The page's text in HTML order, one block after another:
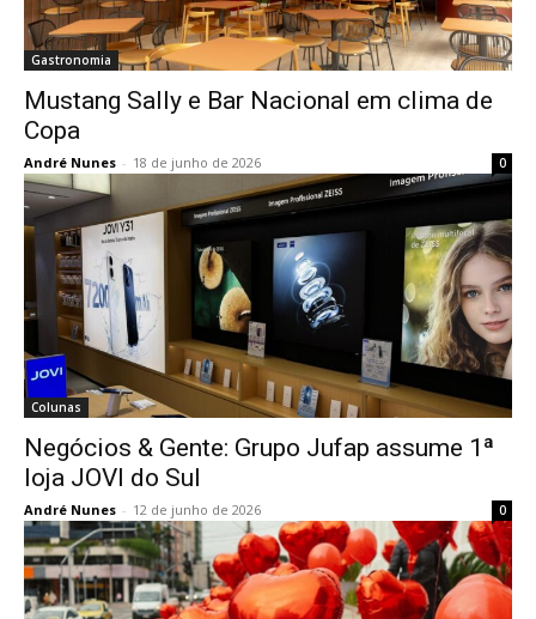
Gastronomia
Mustang Sally e Bar Nacional em clima de
Copa
André Nunes - 18 de junho de 2026 0
Colunas
Negócios & Gente: Grupo Jufap assume 1ª
loja JOVI do Sul
André Nunes - 12 de junho de 2026 0